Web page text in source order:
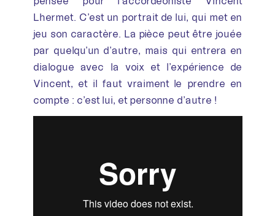
Lhermet. C’est un portrait de lui, qui met en
jeu son caractère. La pièce peut être jouée
par quelqu’un d’autre, mais qui entrera en
dialogue avec la voix et l’expérience de
Vincent, et il faut vraiment le prendre en
compte : c’est lui, et personne d’autre !